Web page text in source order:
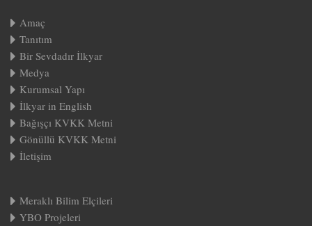
Amaç
Tanıtım
Bir Sevdadır İlkyar
Medya
Kurumsal Yapı
İlkyar in English
Bağışçı KVKK Metni
Gönüllü KVKK Metni
İletişim
Meraklı Bilim Elçileri
YBO Projeleri